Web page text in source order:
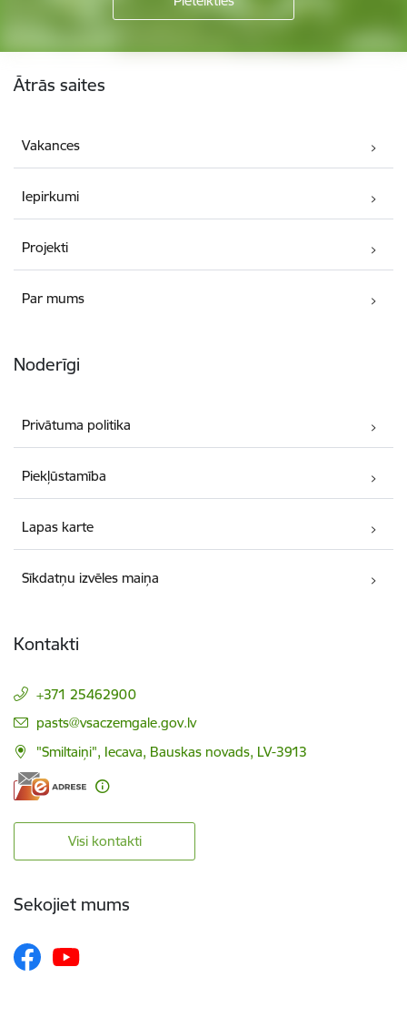
Ātrās saites
Vakances
Iepirkumi
Projekti
Par mums
Noderīgi
Privātuma politika
Piekļūstamība
Lapas karte
Sīkdatņu izvēles maiņa
Kontakti
+371 25462900
E-pasts:
pasts@vsaczemgale.gov.lv
"Smiltaiņi", Iecava, Bauskas novads, LV-3913
Visi kontakti
Sekojiet mums